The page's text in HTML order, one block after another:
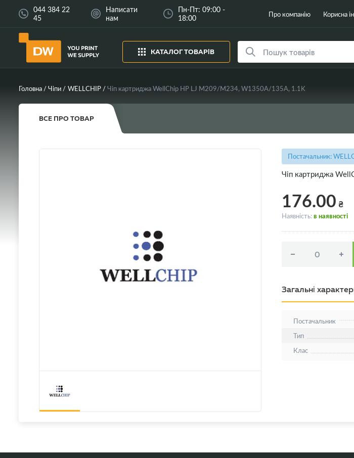
044 384 22
45
Написати
нам
Пн-Пт: 09:00 -
18:00
Про компанію Корисна
КАТАЛОГ ТОВАРІВ
Головна Чіпи WELLCHIP Чіп картриджа WellChip HP LJ M209/M234, W1350A/135A, 1.1K
ВСЕ ПРО ТОВАР
Постачальник:
Чіп картриджа
176.00 ₴
Наявність:в наявності
Загальні
Постачальник
Тип
Клас